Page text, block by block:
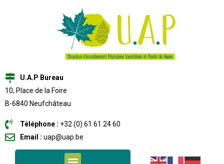
U.A.P Bureau
10, Place de la Foire
B-6840 Neufchâteau
Téléphone : +32 (0) 61 61 24 60
Email : uap@uap.be